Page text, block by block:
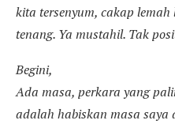
kita tersenyum, cakap
tenang. Ya mustahil. Tak
Begini,
Ada masa, perkara yang
adalah habiskan masa saya